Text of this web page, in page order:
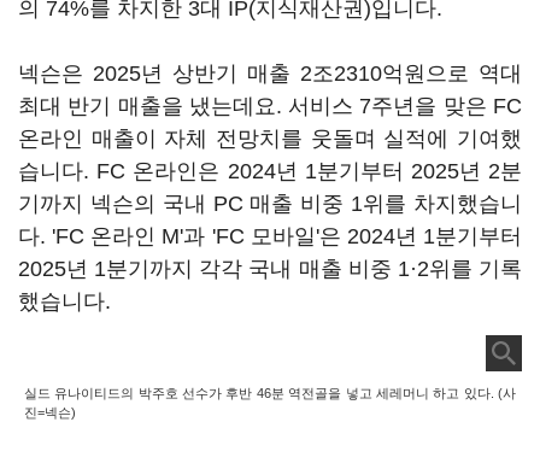
의 74%를 차지한 3대 IP(지식재산권)입니다.
넥슨은 2025년 상반기 매출 2조2310억원으로 역대
최대 반기 매출을 냈는데요. 서비스 7주년을 맞은 FC
온라인 매출이 자체 전망치를 웃돌며 실적에 기여했
습니다. FC 온라인은 2024년 1분기부터 2025년 2분
기까지 넥슨의 국내 PC 매출 비중 1위를 차지했습니
다. 'FC 온라인 M'과 'FC 모바일'은 2024년 1분기부터
2025년 1분기까지 각각 국내 매출 비중 1·2위를 기록
했습니다.
실드 유나이티드의 박주호 선수가 후반 46분 역전골을 넣고 세레머니 하고 있다. (사
진=넥슨)